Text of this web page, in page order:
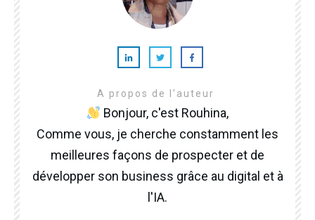
A propos de l'auteur
Bonjour, c'est Rouhina,
Comme vous, je cherche constamment les
meilleures façons de prospecter et de
développer son business grâce au digital et à
l'IA.